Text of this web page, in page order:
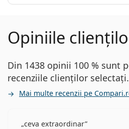
Opiniile
Din 1438 opinii 100 % sunt
recenziile clienților selectați.
Mai multe recenzii pe
ceva extraordinar